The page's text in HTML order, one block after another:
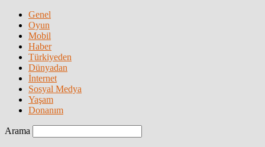
Genel
Oyun
Mobil
Haber
Türkiyeden
Dünyadan
İnternet
Sosyal Medya
Yaşam
Donanım
Arama